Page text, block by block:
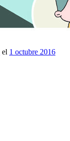
el 1 octubre 2016